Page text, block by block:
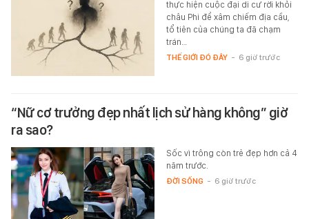
thực hiện cuộc đại di cư rời khỏi
châu Phi để xâm chiếm địa cầu,
tổ tiên của chúng ta đã chạm
trán…
THẾ GIỚI ĐÓ ĐÂY - 6 giờ trước
“Nữ cơ trưởng đẹp nhất lịch sử hàng không” giờ
ra sao?
Sốc vì trông còn trẻ đẹp hơn cả 4
năm trước.
ĐỜI SỐNG - 6 giờ trước